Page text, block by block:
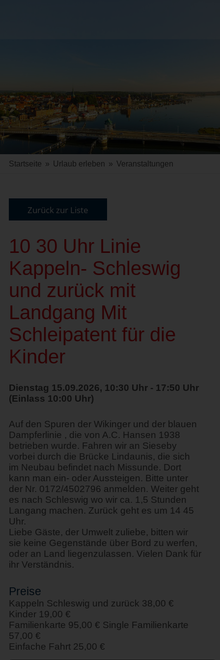
Startseite » Urlaub erleben » Veranstaltungen
Zurück zur Liste
10 30 Uhr Linie
Kappeln- Schleswig
und zurück mit
Landgang Mit
Schleipatent für die
Kinder
Dienstag 15.09.2026, 10:30 Uhr - 17:50 Uhr
(Einlass 10:00 Uhr)
Auf den Spuren der Wikinger und der blauen
Dampferlinie , die von A.C. Hansen 1938
betrieben wurde. Fahren wir an Sieseby
vorbei durch die Brücke Lindaunis, die sich
im Neubau befindet nach Missunde. Dort
kann man ein- oder Aussteigen. Bitte unter
der Nr. 0172/4502796 anmelden. Weiter geht
es nach Schleswig wo wir ca. 1,5 Stunden
Langang machen. Zurück geht es um 14 45
Uhr.
Liebe Gäste, der Umwelt zuliebe, bitten wir
sie keine Gegenstände über Bord zu werfen,
oder an Land liegenzulassen. Vielen Dank für
ihr Verständnis.
Preise
Kappeln Schleswig und zurück 38,00 €
Kinder 19,00 €
Familienkarte 95,00 € Single Familienkarte
57,00 €
Einfache Fahrt 25,00 €